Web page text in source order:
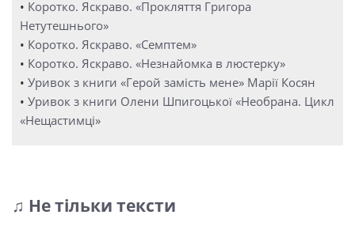
• Коротко. Яскраво. «Прокляття Григора
Нетутешнього»
• Коротко. Яскраво. «Семптем»
• Коротко. Яскраво. «Незнайомка в люстерку»
• Уривок з книги «Герой замість мене» Марії Косян
• Уривок з книги Олени Шпигоцької «Необрана. Цикл
«Нещастимці»
♫ Не тільки тексти